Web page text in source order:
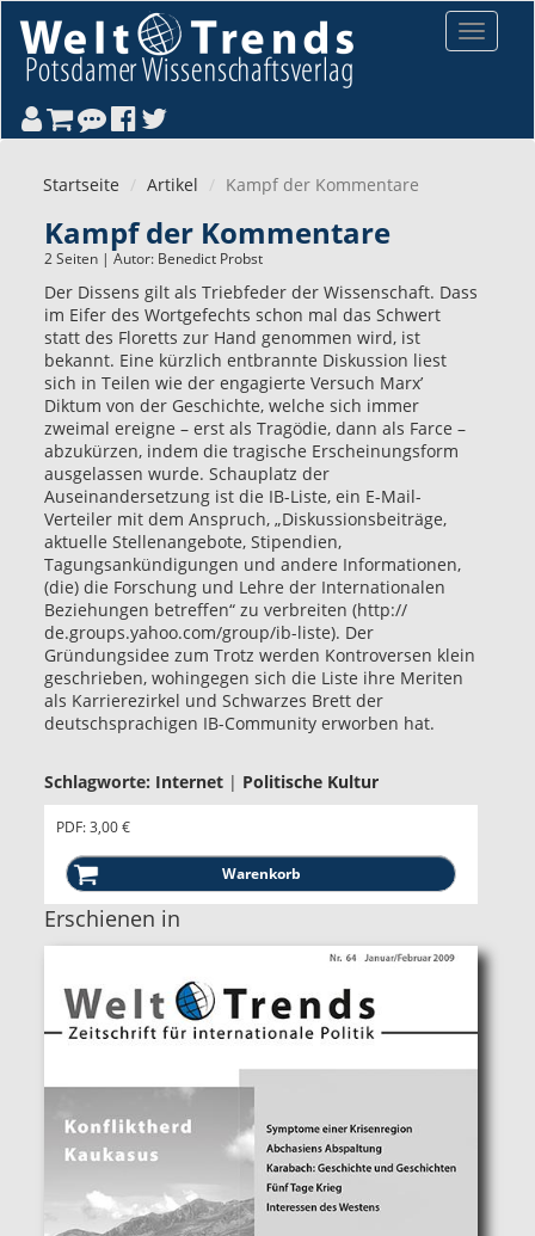
Toggle
Startseite Artikel Kampf der Kommentare
Kampf der Kommentare
2 Seiten | Autor: Benedict Probst
Der Dissens gilt als Triebfeder der Wissenschaft. Dass
im Eifer des Wortgefechts schon mal das Schwert
statt des Floretts zur Hand genommen wird, ist
bekannt. Eine kürzlich entbrannte Diskussion liest
sich in Teilen wie der engagierte Versuch Marx’
Diktum von der Geschichte, welche sich immer
zweimal ereigne – erst als Tragödie, dann als Farce –
abzukürzen, indem die tragische Erscheinungsform
ausgelassen wurde. Schauplatz der
Auseinandersetzung ist die IB-Liste, ein E-Mail-
Verteiler mit dem Anspruch, „Diskussionsbeiträge,
aktuelle Stellenangebote, Stipendien,
Tagungsankündigungen und andere Informationen,
(die) die Forschung und Lehre der Internationalen
Beziehungen betreffen“ zu verbreiten (http://
de.groups.yahoo.com/group/ib-liste). Der
Gründungsidee zum Trotz werden Kontroversen klein
geschrieben, wohingegen sich die Liste ihre Meriten
als Karrierezirkel und Schwarzes Brett der
deutschsprachigen IB-Community erworben hat.
Schlagworte: Internet | Politische Kultur
PDF: 3,00 €
Erschienen in